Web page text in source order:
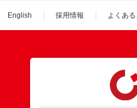
English 採用情報 よくあ